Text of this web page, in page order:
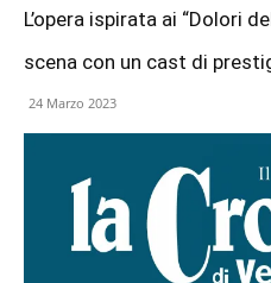
L’opera ispirata ai “Dolori
scena con un cast di
24 Marzo 2023